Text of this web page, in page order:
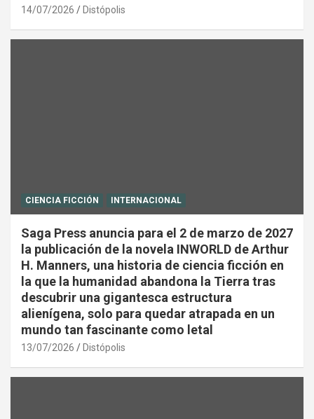
14/07/2026 Distópolis
CIENCIA FICCIÓN INTERNACIONAL
Saga Press anuncia para el 2 de marzo de 2027
la publicación de la novela INWORLD de Arthur
H. Manners, una historia de ciencia ficción en
la que la humanidad abandona la Tierra tras
descubrir una gigantesca estructura
alienígena, solo para quedar atrapada en un
mundo tan fascinante como letal
13/07/2026 Distópolis